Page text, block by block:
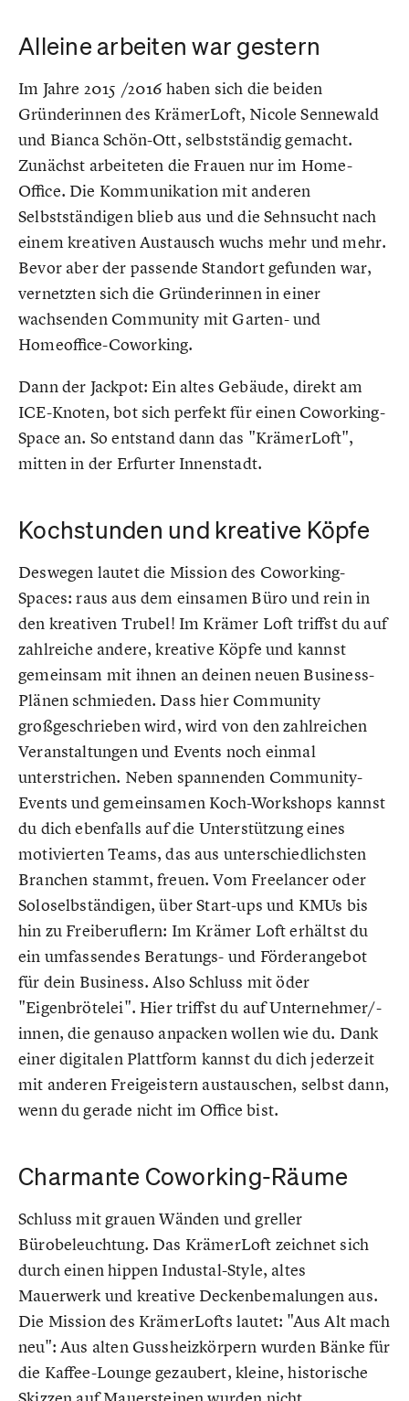
Alleine arbeiten war gestern
Im Jahre 2015 /2016 haben sich die beiden
Gründerinnen des KrämerLoft, Nicole Sennewald
und Bianca Schön-Ott, selbstständig gemacht.
Zunächst arbeiteten die Frauen nur im Home-
Office. Die Kommunikation mit anderen
Selbstständigen blieb aus und die Sehnsucht nach
einem kreativen Austausch wuchs mehr und mehr.
Bevor aber der passende Standort gefunden war,
vernetzten sich die Gründerinnen in einer
wachsenden Community mit Garten- und
Homeoffice-Coworking.
Dann der Jackpot: Ein altes Gebäude, direkt am
ICE-Knoten, bot sich perfekt für einen Coworking-
Space an. So entstand dann das "KrämerLoft",
mitten in der Erfurter Innenstadt.
Kochstunden und kreative Köpfe
Deswegen lautet die Mission des Coworking-
Spaces: raus aus dem einsamen Büro und rein in
den kreativen Trubel! Im Krämer Loft triffst du auf
zahlreiche andere, kreative Köpfe und kannst
gemeinsam mit ihnen an deinen neuen Business-
Plänen schmieden. Dass hier Community
großgeschrieben wird, wird von den zahlreichen
Veranstaltungen und Events noch einmal
unterstrichen. Neben spannenden Community-
Events und gemeinsamen Koch-Workshops kannst
du dich ebenfalls auf die Unterstützung eines
motivierten Teams, das aus unterschiedlichsten
Branchen stammt, freuen. Vom Freelancer oder
Soloselbständigen, über Start-ups und KMUs bis
hin zu Freiberuflern: Im Krämer Loft erhältst du
ein umfassendes Beratungs- und Förderangebot
für dein Business. Also Schluss mit öder
"Eigenbrötelei". Hier triffst du auf Unternehmer/-
innen, die genauso anpacken wollen wie du. Dank
einer digitalen Plattform kannst du dich jederzeit
mit anderen Freigeistern austauschen, selbst dann,
wenn du gerade nicht im Office bist.
Charmante Coworking-Räume
Schluss mit grauen Wänden und greller
Bürobeleuchtung. Das KrämerLoft zeichnet sich
durch einen hippen Industal-Style, altes
Mauerwerk und kreative Deckenbemalungen aus.
Die Mission des KrämerLofts lautet: "Aus Alt mach
neu": Aus alten Gussheizkörpern wurden Bänke für
die Kaffee-Lounge gezaubert, kleine, historische